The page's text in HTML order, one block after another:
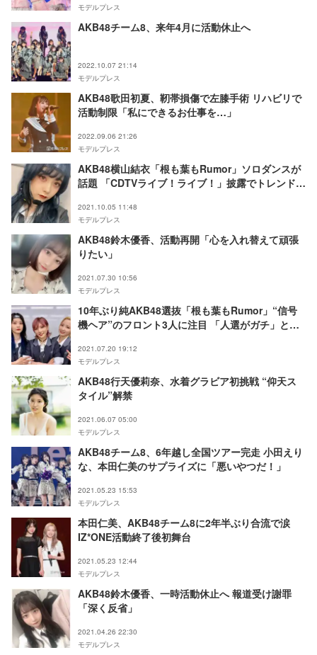
モデルプレス
AKB48チーム8、来年4月に活動休止へ
2022.10.07 21:14
モデルプレス
AKB48歌田初夏、靭帯損傷で左膝手術 リハビリで
活動制限「私にできるお仕事を…」
2022.09.06 21:26
モデルプレス
AKB48横山結衣「根も葉もRumor」ソロダンスが
話題 「CDTVライブ！ライブ！」披露でトレンド入
2021.10.05 11:48
モデルプレス
AKB48鈴木優香、活動再開「心を入れ替えて頑張
りたい」
2021.07.30 10:56
モデルプレス
10年ぶり純AKB48選抜「根も葉もRumor」“信号
機ヘア”のフロント3人に注目 「人選がガチ」と絶
2021.07.20 19:12
モデルプレス
AKB48行天優莉奈、水着グラビア初挑戦 “仰天ス
タイル”解禁
2021.06.07 05:00
モデルプレス
AKB48チーム8、6年越し全国ツアー完走 小田えり
な、本田仁美のサプライズに「悪いやつだ！」
2021.05.23 15:53
モデルプレス
本田仁美、AKB48チーム8に2年半ぶり合流で涙
IZ*ONE活動終了後初舞台
2021.05.23 12:44
モデルプレス
AKB48鈴木優香、一時活動休止へ 報道受け謝罪
「深く反省」
2021.04.26 22:30
モデルプレス